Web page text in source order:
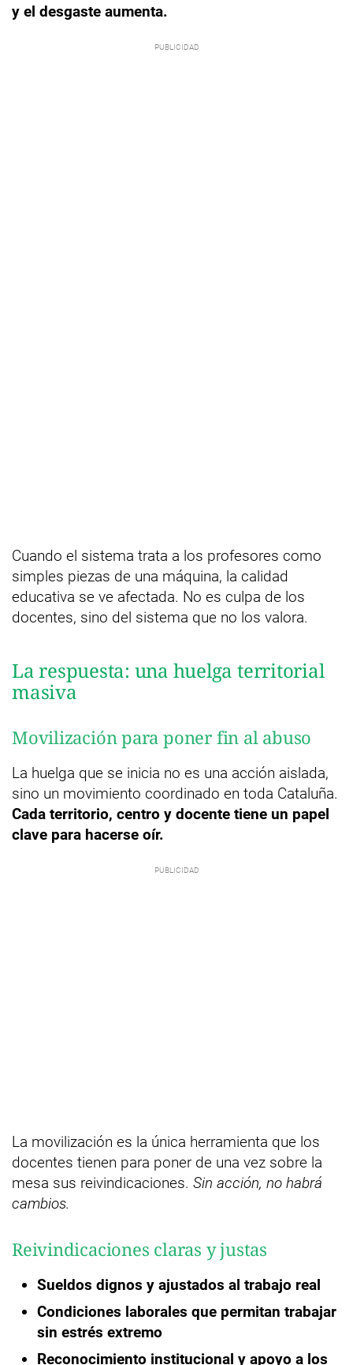
y el desgaste aumenta.
Cuando el sistema trata a los profesores como
simples piezas de una máquina, la calidad
educativa se ve afectada. No es culpa de los
docentes, sino del sistema que no los valora.
La respuesta: una huelga territorial
masiva
Movilización para poner fin al abuso
La huelga que se inicia no es una acción aislada,
sino un movimiento coordinado en toda Cataluña.
Cada territorio, centro y docente tiene un papel
clave para hacerse oír.
La movilización es la única herramienta que los
docentes tienen para poner de una vez sobre la
mesa sus reivindicaciones. Sin acción, no habrá
cambios.
Reivindicaciones claras y justas
Sueldos dignos y ajustados al trabajo real
Condiciones laborales que permitan trabajar
sin estrés extremo
Reconocimiento institucional y apoyo a los